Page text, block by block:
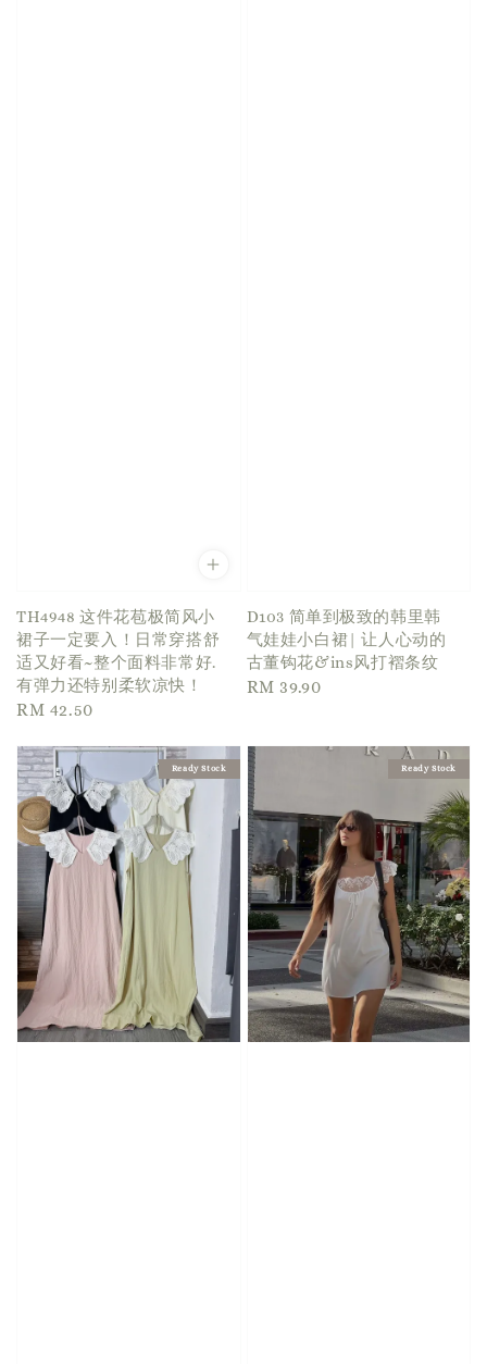
TH4948 这件花苞极简风小
裙子一定要入！日常穿搭舒
适又好看~整个面料非常好.
有弹力还特别柔软凉快！
Regular
RM 42.50
D103 简单到极致的韩里韩
气娃娃小白裙| 让人心动的
古董钩花&ins风打褶条纹
Regular
RM 39.90
Ready Stock Ready Stock